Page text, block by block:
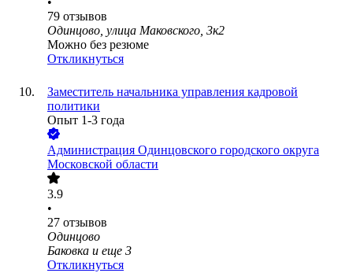
79 отзывов
Одинцово, улица Маковского, 3к2
Можно без резюме
Откликнуться
Заместитель начальника управления кадровой
политики
Опыт 1-3 года
Администрация Одинцовского городского округа
Московской области
3.9
•
27 отзывов
Одинцово
Баковка и еще 3
Откликнуться